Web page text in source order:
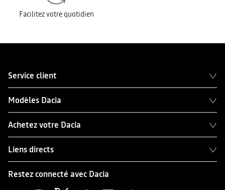
Facilitez votre quotidien
Service client
Modèles Dacia
Achetez votre Dacia
Liens directs
Restez connecté avec Dacia